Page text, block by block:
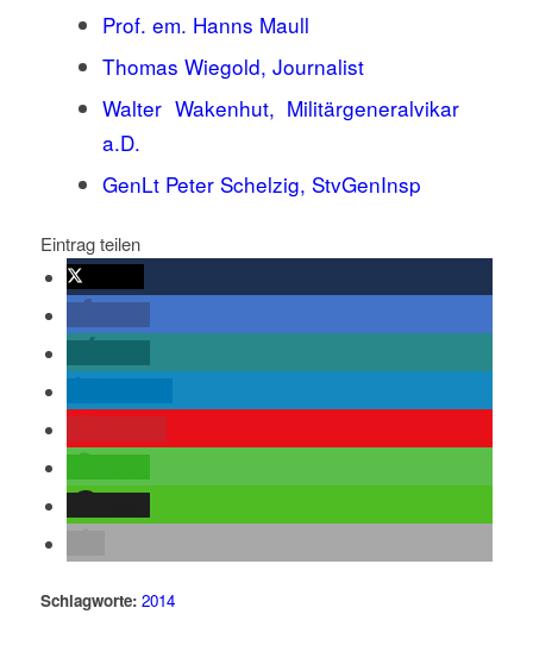
Prof. em. Hanns Maull
Thomas Wiegold, Journalist
Walter Wakenhut, Militärgeneralvikar
a.D.
GenLt Peter Schelzig, StvGenInsp
Eintrag teilen
Schlagworte: 2014